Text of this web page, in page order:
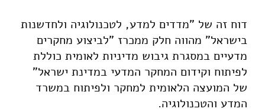
דוח זה של "מדדים למדע, לטכנולוגיה ולחדשנות
בישראל" מהווה חלק ממכרז "לביצוע מחקרים
מדעיים במסגרת גיבוש מדיניות לאומית כוללת
לפיתוח וקידום המחקר המדעי במדינת ישראל"
של המועצה הלאומית למחקר ולפיתוח במשרד
המדע והטכנולוגיה.